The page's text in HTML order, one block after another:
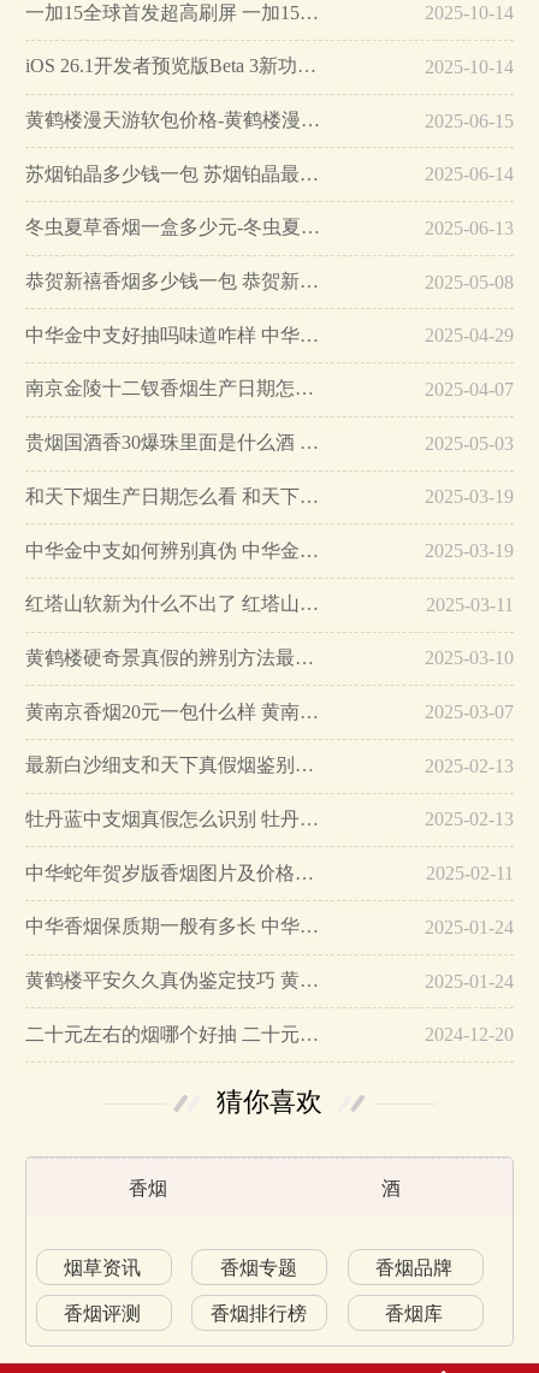
一加15全球首发超高刷屏 一加15参数详细配置… 2025-10-14
iOS 26.1开发者预览版Beta 3新功能详解… 2025-10-14
黄鹤楼漫天游软包价格-黄鹤楼漫天游软包多少钱一盒… 2025-06-15
苏烟铂晶多少钱一包 苏烟铂晶最新价格… 2025-06-14
冬虫夏草香烟一盒多少元-冬虫夏草香烟一盒多少元2025最新价格… 2025-06-13
恭贺新禧香烟多少钱一包 恭贺新禧香烟价格表和图片… 2025-05-08
中华金中支好抽吗味道咋样 中华金中支口感特点介绍… 2025-04-29
南京金陵十二钗香烟生产日期怎么看 南京金陵十二钗香烟保质期… 2025-04-07
贵烟国酒香30爆珠里面是什么酒 贵烟国酒香30怎么辨别真假… 2025-05-03
和天下烟生产日期怎么看 和天下烟真假辨别方法六个方面… 2025-03-19
中华金中支如何辨别真伪 中华金中支真假烟鉴别方法… 2025-03-19
红塔山软新为什么不出了 红塔山软新烟停售原因详解… 2025-03-11
黄鹤楼硬奇景真假的辨别方法最简单版… 2025-03-10
黄南京香烟20元一包什么样 黄南京香烟真假鉴别… 2025-03-07
最新白沙细支和天下真假烟鉴别指南… 2025-02-13
牡丹蓝中支烟真假怎么识别 牡丹蓝中支烟真假鉴别带图… 2025-02-13
中华蛇年贺岁版香烟图片及价格大全… 2025-02-11
中华香烟保质期一般有多长 中华香烟保质期在哪里看的… 2025-01-24
黄鹤楼平安久久真伪鉴定技巧 黄鹤楼平安久久二维码在哪里… 2025-01-24
二十元左右的烟哪个好抽 二十元左右的香烟排行榜最新款… 2024-12-20
猜你喜欢
香烟 酒
烟草资讯 香烟专题 香烟品牌
香烟评测 香烟排行榜 香烟库